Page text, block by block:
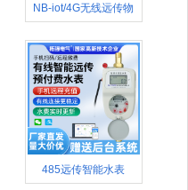
NB-iot/4G无线远传物
485远传智能水表